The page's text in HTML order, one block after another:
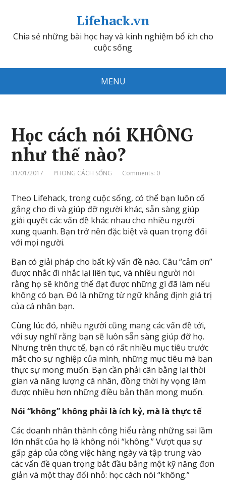
Lifehack.vn
Chia sẻ những bài học hay và kinh nghiệm bổ ích cho
cuộc sống
MENU
Học cách nói KHÔNG
như thế nào?
31/01/2017 PHONG CÁCH SỐNG Comments: 0
Theo Lifehack, trong cuộc sống, có thể bạn luôn cố
gắng cho đi và giúp đỡ người khác, sẵn sàng giúp
giải quyết các vấn đề khác nhau cho nhiều người
xung quanh. Bạn trở nên đặc biệt và quan trọng đối
với mọi người.
Bạn có giải pháp cho bất kỳ vấn đề nào. Câu “cảm ơn”
được nhắc đi nhắc lại liên tục, và nhiều người nói
rằng họ sẽ không thể đạt được những gì đã làm nếu
không có bạn. Đó là những từ ngữ khẳng định giá trị
của cá nhân bạn.
Cùng lúc đó, nhiều người cũng mang các vấn đề tới,
với suy nghĩ rằng bạn sẽ luôn sẵn sàng giúp đỡ họ.
Nhưng trên thực tế, bạn có rất nhiều mục tiêu trước
mắt cho sự nghiệp của mình, những mục tiêu mà bạn
thực sự mong muốn. Bạn cần phải cân bằng lại thời
gian và năng lượng cá nhân, đồng thời hy vọng làm
được nhiều hơn những điều bản thân mong muốn.
Nói “không” không phải là ích kỷ, mà là thực tế
Các doanh nhân thành công hiểu rằng những sai lầm
lớn nhất của họ là không nói “không.” Vượt qua sự
gấp gáp của công việc hàng ngày và tập trung vào
các vấn đề quan trọng bắt đầu bằng một kỹ năng đơn
giản và một thay đổi nhỏ: học cách nói “không.”